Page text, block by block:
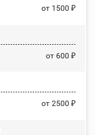
от 1500 ₽
от 600 ₽
от 2500 ₽